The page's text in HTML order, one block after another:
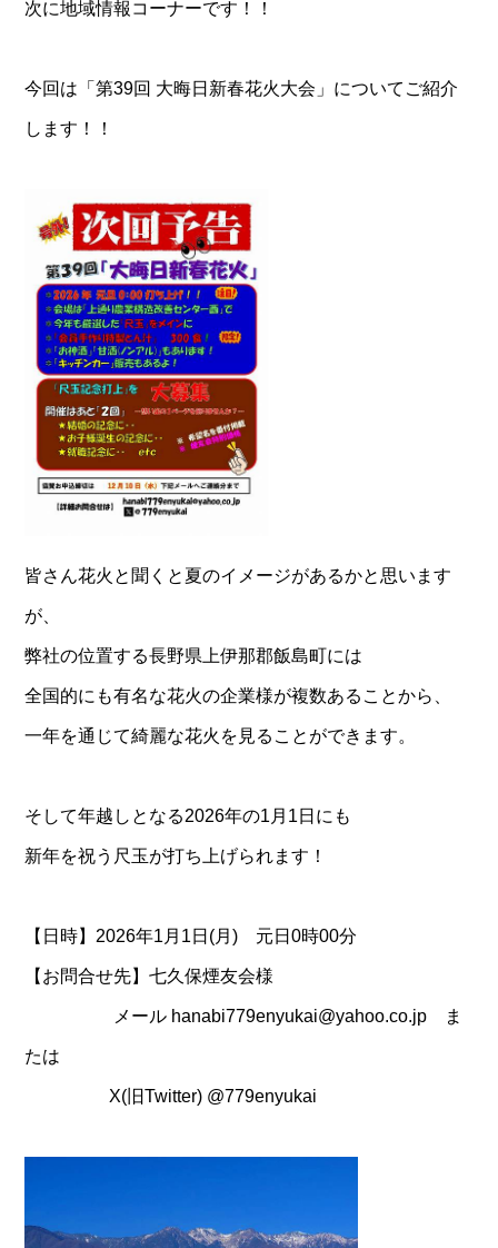
次に地域情報コーナーです！！
今回は「第39回 大晦日新春花火大会」についてご紹介
します！！
皆さん花火と聞くと夏のイメージがあるかと思います
が、
弊社の位置する長野県上伊那郡飯島町には
全国的にも有名な花火の企業様が複数あることから、
一年を通じて綺麗な花火を見ることができます。
そして年越しとなる2026年の1月1日にも
新年を祝う尺玉が打ち上げられます！
【日時】2026年1月1日(月) 元日0時00分
【お問合せ先】七久保煙友会様
メール hanabi779enyukai@yahoo.co.jp ま
たは
X(旧Twitter) @779enyukai